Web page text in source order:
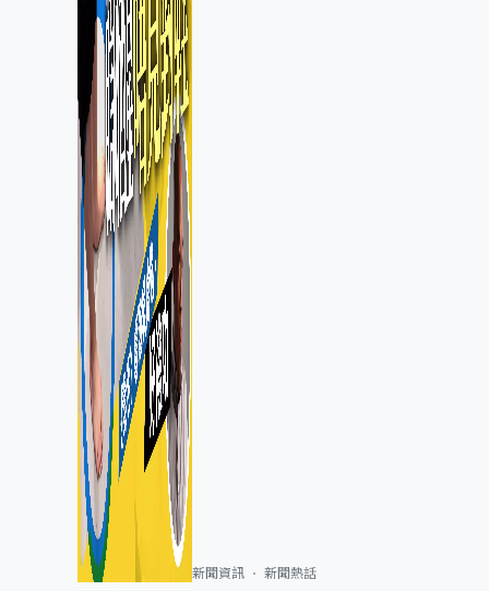
新聞資訊 新聞熱話